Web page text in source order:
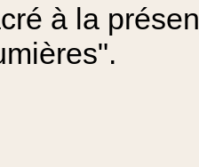
à la